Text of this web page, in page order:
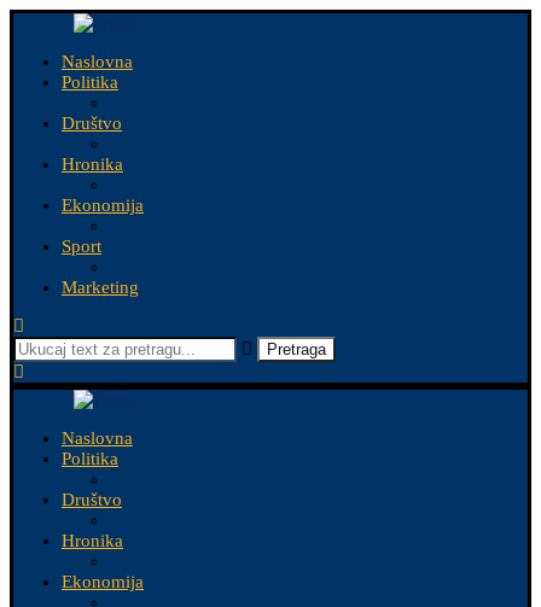
Naslovna
Politika
Društvo
Hronika
Ekonomija
Sport
Marketing
Pretraga
Naslovna
Politika
Društvo
Hronika
Ekonomija